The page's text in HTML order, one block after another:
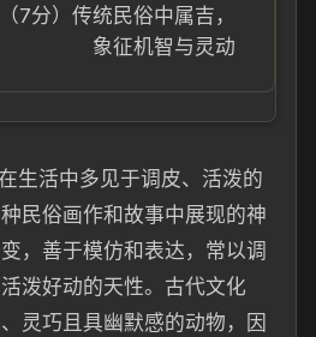
（7分）传统民俗中属吉，
象征机智与灵动
生活中多见于调皮、活泼的
民俗画作和故事中展现的神
，善于模仿和表达，常以调
泼好动的天性。古代文化
灵巧且具幽默感的动物，因